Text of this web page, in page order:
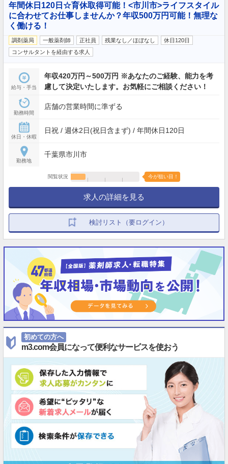
年間休日120日☆育休取得可能！<市川市>ライフスタイル
に合わせてお仕事しませんか？年収500万円可能！無理な
く働ける！
調剤薬局 一般薬剤師 正社員 残業なし／ほぼなし
休日120日
コンサルタントを経由する求人
給与・手当
年収420万円～500万円 ※あなたのご経験、能力を考
慮して決定いたします。お気軽にご相談ください！
勤務時間
店舗の営業時間に準ずる
休日・休暇
日祝 / 週休2日(祝日含まず) / 年間休日120日
勤務地
千葉県市川市
閲覧状況 今が狙い目！
求人の詳細を見る
検討リスト（要ログイン）
初めての方へ
m3.com会員になって便利なサービスを使おう